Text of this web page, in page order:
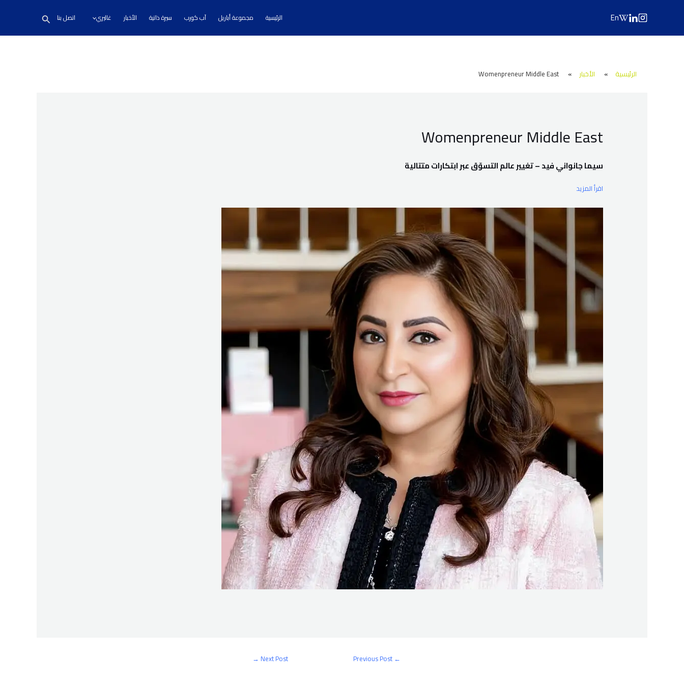
En الرئيسية مجموعة أباريل آب كورب سيرة ذاتية الأخبار غاليري اتصل بنا Search
الرئيسية » الأخبار »
Womenpreneur Middle East
Womenpreneur Middle East
سيما جانواني فيد – تغيير عالم التسوّق عبر ابتكارات متتالية
اقرأ المزيد
navigation
←
Previous Post
Next Post
→